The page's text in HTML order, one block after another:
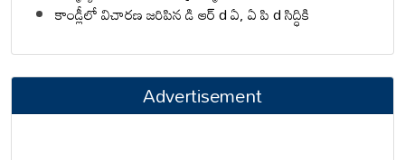
కాండ్లీలో విచారణ జరిపిన డి ఆర్ d ఏ, ఏ పి d సిద్ధికి
Advertisement